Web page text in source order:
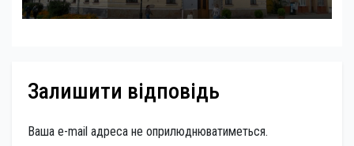
Залишити відповідь
Ваша e-mail адреса не оприлюднюватиметься.